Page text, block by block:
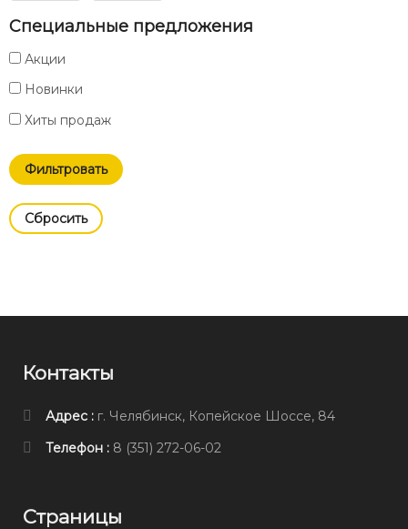
Специальные предложения
Акции
Новинки
Хиты продаж
Cбросить
Контакты
Адрес : г. Челябинск, Копейское Шоссе, 84
Телефон : 8 (351) 272-06-02
Страницы